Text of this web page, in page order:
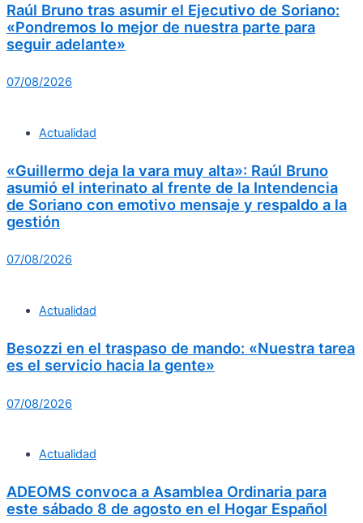
Raúl Bruno tras asumir el Ejecutivo de Soriano:
«Pondremos lo mejor de nuestra parte para
seguir adelante»
07/08/2026
Actualidad
«Guillermo deja la vara muy alta»: Raúl Bruno
asumió el interinato al frente de la Intendencia
de Soriano con emotivo mensaje y respaldo a la
gestión
07/08/2026
Actualidad
Besozzi en el traspaso de mando: «Nuestra tarea
es el servicio hacia la gente»
07/08/2026
Actualidad
ADEOMS convoca a Asamblea Ordinaria para
este sábado 8 de agosto en el Hogar Español